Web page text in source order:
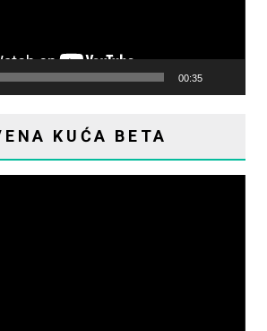
00:35
KUĆA BETA